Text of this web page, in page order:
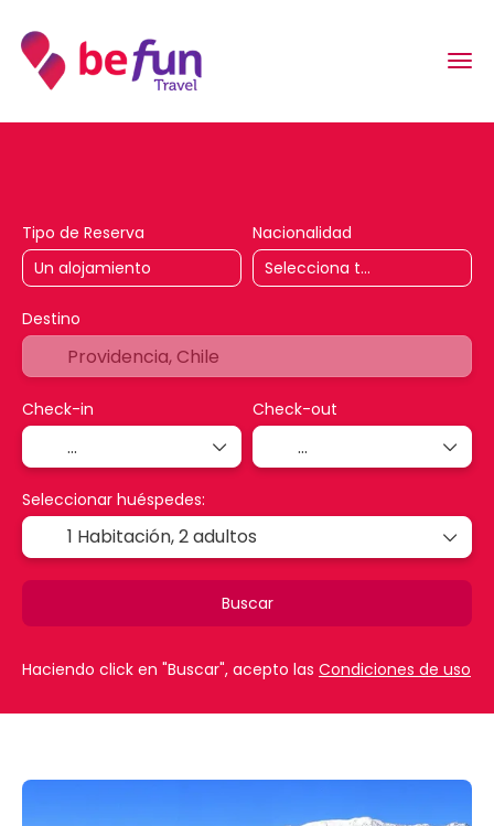
Tipo de Reserva Nacionalidad
Destino
Check-in Check-out
Seleccionar huéspedes:
1 Habitación,2 adultos
Buscar
Haciendo click en "Buscar", acepto las Condiciones de uso